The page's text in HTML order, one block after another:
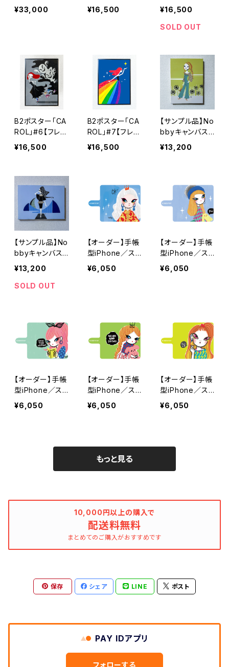
BYCAT／Nyan
ko」額装品
¥33,000
ム付】
¥16,500
ム付】
¥16,500
SOLD OUT
B2ポスター「CA
ROL」#6【フレー
ム付】
¥16,500
B2ポスター「CA
ROL」#7【フレー
ム付】
¥16,500
【サンプル品】No
bbyキャンバス
プリント【#01】
¥13,200
【サンプル品】No
bbyキャンバス
プリント【#03】
¥13,200
SOLD OUT
【オーダー】手帳
型iPhone／ス
マホケース「Pri
ncess-chan」
¥6,050
【オーダー】手帳
型iPhone／ス
マホケース「Pu-
chan」
¥6,050
【オーダー】手帳
型iPhone／ス
マホケース「Rid
dle-chan」
¥6,050
【オーダー】手帳
型iPhone／ス
マホケース「To
moko-chan」
¥6,050
【オーダー】手帳
型iPhone／ス
マホケース「Kyu
nco-chan」
¥6,050
もっと見る
10,000円以上の購入で
配送料無料
まとめてのご購入がおすすめです
保存 シェア LINE ポスト
PAY IDアプリ
フォローする